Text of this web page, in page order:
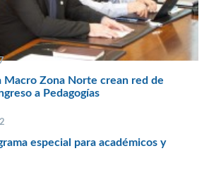
Macro Zona Norte crean red de
a Pedagogías
especial para académicos y